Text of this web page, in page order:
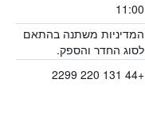
11:00
המדיניות משתנה בהתאם
לסוג החדר והספק.
+44 131 220 2299